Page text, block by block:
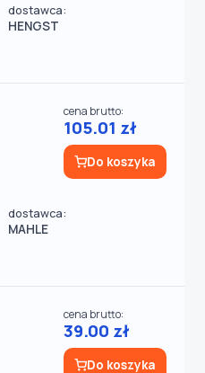
dostawca:
HENGST
dostawca:
MAHLE
cena brutto:
105.01 zł
Do koszyka
cena brutto:
39.00 zł
Do koszyka